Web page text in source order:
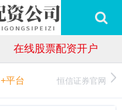
在线股票配资开户
+平台 恒信证券官网